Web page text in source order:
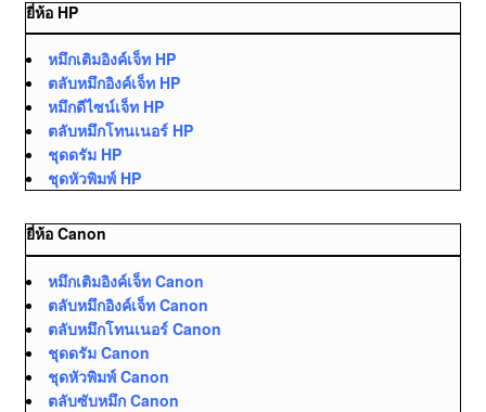
ยี่ห้อ HP
หมึกเติมอิงค์เจ็ท HP
ตลับหมึกอิงค์เจ็ท HP
หมึกดีไซน์เจ็ท HP
ตลับหมึกโทนเนอร์ HP
ชุดดรัม HP
ชุดหัวพิมพ์ HP
ยี่ห้อ Canon
หมึกเติมอิงค์เจ็ท Canon
ตลับหมึกอิงค์เจ็ท Canon
ตลับหมึกโทนเนอร์ Canon
ชุดดรัม Canon
ชุดหัวพิมพ์ Canon
ตลับซับหมึก Canon